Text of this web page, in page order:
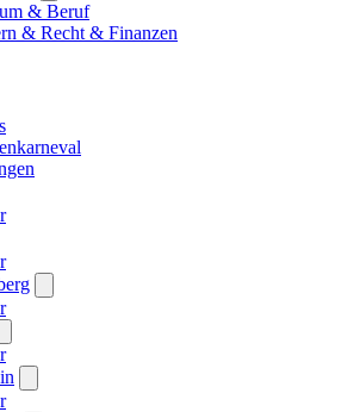
& Beruf
& Recht & Finanzen